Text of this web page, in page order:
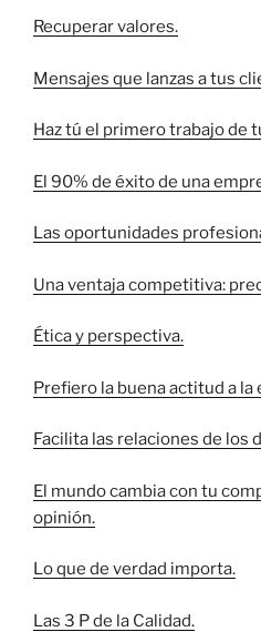
Recuperar valores.
Mensajes que lanzas a tus
Haz tú el primero trabajo de
El 90% de éxito de una
Las oportunidades
Una ventaja competitiva:
Ética y perspectiva.
Prefiero la buena actitud a la
Facilita las relaciones de los
El mundo cambia con tu
opinión.
Lo que de verdad importa.
Las 3 P de la Calidad.